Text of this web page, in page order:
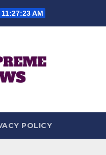
11:27:25 AM
POLICY